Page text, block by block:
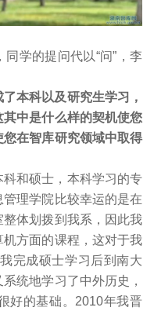
同学的提问代以“问”，李
本科以及研究生学习，
中是什么样的契机使您
在智库研究领域中取得
和硕士，本科学习的专
理学院比较幸运的是在
体划拨到我系，因此我
方面的课程，这对于我
完成硕士学习后到南大
统地学习了中外历史，
好的基础。2010年我晋